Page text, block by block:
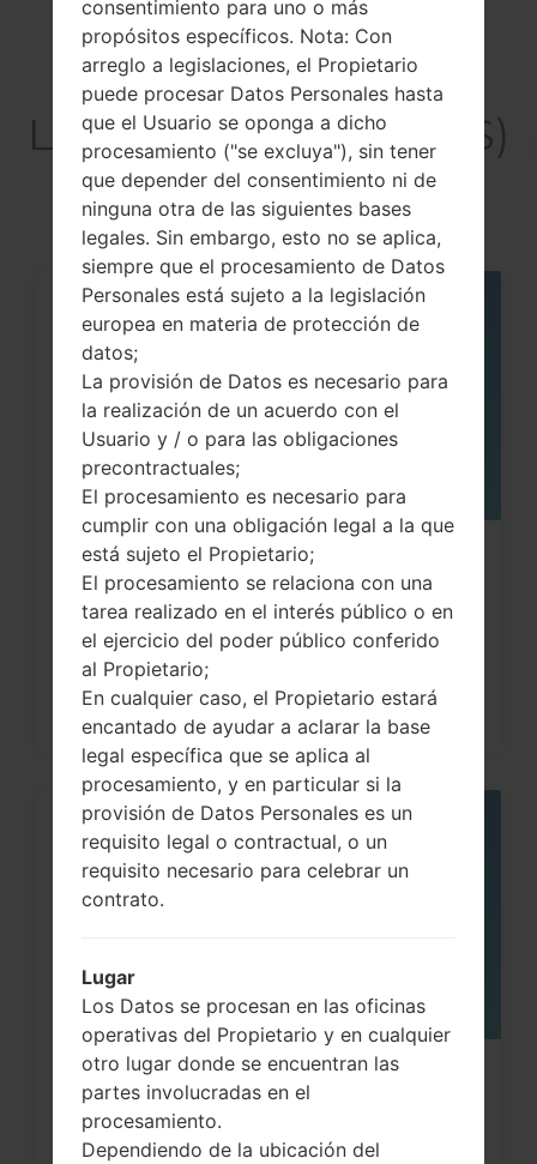
Artículos
LGX230DS(LGX230DS)
akaLG K4 2017
Cómo hacer Reinicio Completo en
LG G3, G4, G5 , G7...
¿Cómo restablecer datos de fábrica
a través del menú...
consentimiento para uno o más
propósitos específicos. Nota: Con
arreglo a legislaciones, el Propietario
puede procesar Datos Personales hasta
que el Usuario se oponga a dicho
procesamiento ("se excluya"), sin tener
que depender del consentimiento ni de
ninguna otra de las siguientes bases
legales. Sin embargo, esto no se aplica,
siempre que el procesamiento de Datos
Personales está sujeto a la legislación
europea en materia de protección de
datos;
La provisión de Datos es necesario para
la realización de un acuerdo con el
Usuario y / o para las obligaciones
precontractuales;
El procesamiento es necesario para
cumplir con una obligación legal a la que
está sujeto el Propietario;
El procesamiento se relaciona con una
tarea realizado en el interés público o en
el ejercicio del poder público conferido
al Propietario;
En cualquier caso, el Propietario estará
encantado de ayudar a aclarar la base
legal específica que se aplica al
procesamiento, y en particular si la
provisión de Datos Personales es un
requisito legal o contractual, o un
requisito necesario para celebrar un
contrato.
Lugar
Los Datos se procesan en las oficinas
operativas del Propietario y en cualquier
otro lugar donde se encuentran las
partes involucradas en el
procesamiento.
Dependiendo de la ubicación del